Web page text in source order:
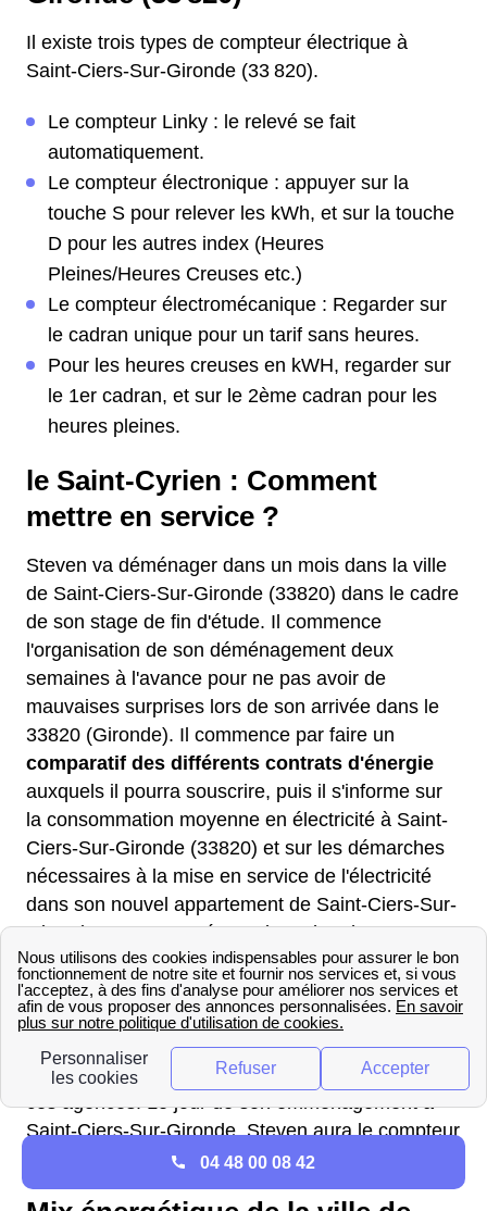
Il existe trois types de compteur électrique à
Saint-Ciers-Sur-Gironde (33 820).
Le compteur Linky : le relevé se fait
automatiquement.
Le compteur électronique : appuyer sur la
touche S pour relever les kWh, et sur la touche
D pour les autres index (Heures
Pleines/Heures Creuses etc.)
Le compteur électromécanique : Regarder sur
le cadran unique pour un tarif sans heures.
Pour les heures creuses en kWH, regarder sur
le 1er cadran, et sur le 2ème cadran pour les
heures pleines.
le Saint-Cyrien : Comment
mettre en service ?
Steven va déménager dans un mois dans la ville
de Saint-Ciers-Sur-Gironde (33820) dans le cadre
de son stage de fin d'étude. Il commence
l'organisation de son déménagement deux
semaines à l'avance pour ne pas avoir de
mauvaises surprises lors de son arrivée dans le
33820 (Gironde). Il commence par faire un
comparatif des différents contrats d'énergie
auxquels il pourra souscrire, puis il s'informe sur
la consommation moyenne en électricité à Saint-
Ciers-Sur-Gironde (33820) et sur les démarches
nécessaires à la mise en service de l'électricité
dans son nouvel appartement de Saint-Ciers-Sur-
Gironde. Sans cette étape de recherche, Steven
n'aurait pas pu savoir qu'il est désormais possible
de souscrire directement par téléphone et que le
déplacement enagence EDFdans la région
Aquitaine pour la souscription n'est plus
nécessaire, notamment depuis la fermeture de
ces agences. Le jour de son emménagement à
Saint-Ciers-Sur-Gironde, Steven aura le compteur
d'électricité à son nom.04 48 00 08 42